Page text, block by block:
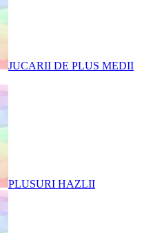
JUCARII DE PLUS MEDII
PLUSURI HAZLII